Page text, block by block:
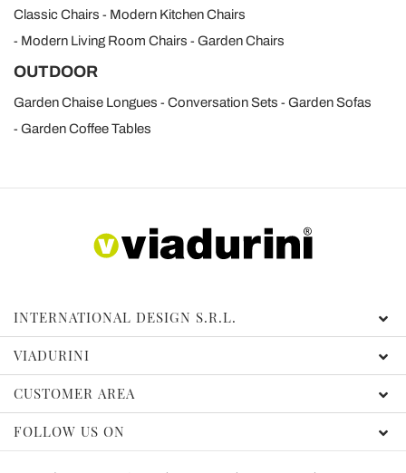
Classic Chairs
Modern Kitchen Chairs
Modern Living Room Chairs
Garden Chairs
OUTDOOR
Garden Chaise Longues Conversation Sets
Garden Sofas
Garden Coffee Tables
INTERNATIONAL DESIGN S.R.L.
VIADURINI
CUSTOMER AREA
FOLLOW US ON